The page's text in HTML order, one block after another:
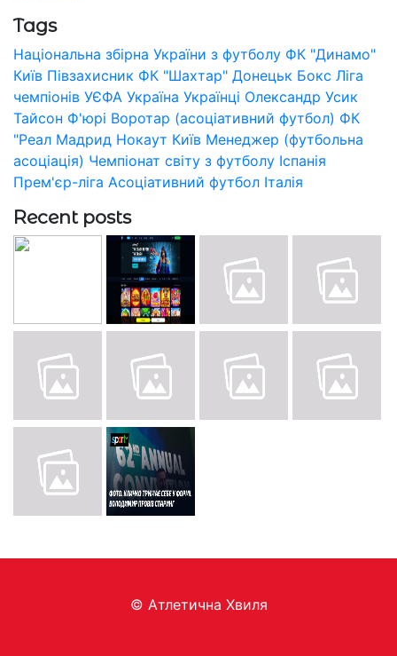
Tags
Національна збірна України з футболу ФК "Динамо"
Київ Півзахисник ФК "Шахтар" Донецьк Бокс Ліга
чемпіонів УЄФА Україна Українці Олександр Усик
Тайсон Ф'юрі Воротар (асоціативний футбол) ФК
"Реал Мадрид Нокаут Київ Менеджер (футбольна
асоціація) Чемпіонат світу з футболу Іспанія
Прем'єр-ліга Асоціативний футбол Італія
Recent posts
© Aтлетична Хвиля